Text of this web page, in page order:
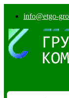
info@etgo-